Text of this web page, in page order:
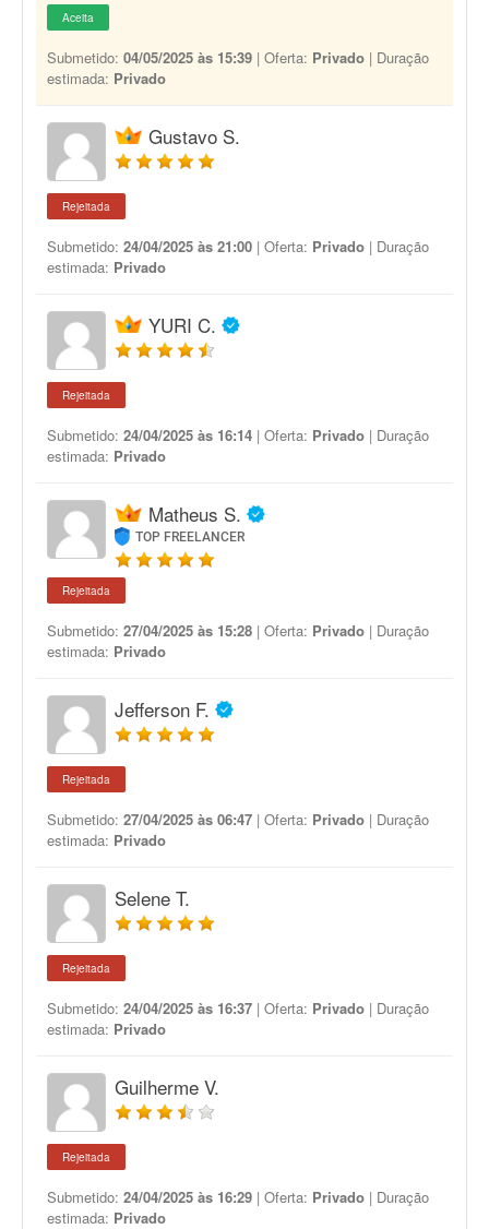
Aceita
Submetido: 04/05/2025 às 15:39 | Oferta: Privado | Duração
estimada: Privado
Gustavo S.
Rejeitada
Submetido: 24/04/2025 às 21:00 | Oferta: Privado | Duração
estimada: Privado
YURI C.
Rejeitada
Submetido: 24/04/2025 às 16:14 | Oferta: Privado | Duração
estimada: Privado
Matheus S.
TOP FREELANCER
Rejeitada
Submetido: 27/04/2025 às 15:28 | Oferta: Privado | Duração
estimada: Privado
Jefferson F.
Rejeitada
Submetido: 27/04/2025 às 06:47 | Oferta: Privado | Duração
estimada: Privado
Selene T.
Rejeitada
Submetido: 24/04/2025 às 16:37 | Oferta: Privado | Duração
estimada: Privado
Guilherme V.
Rejeitada
Submetido: 24/04/2025 às 16:29 | Oferta: Privado | Duração
estimada: Privado